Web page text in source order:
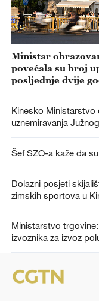
Ministar
povećala su broj
posljednje dvije
Kinesko Ministarstvo
uznemiravanja
Šef SZO-a kaže da
Dolazni posjeti
zimskih sportova u
Ministarstvo
izvoznika za izvoz